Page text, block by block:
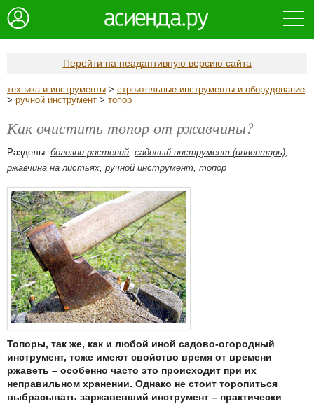
Перейти на неадаптивную версию сайта
техника и инструменты > строительные инструменты и оборудование
> ручной инструмент > топор
Как очистить топор от ржавчины?
Разделы: болезни растений, садовый инструмент (инвентарь),
ржавчина на листьях, ручной инструмент, топор
Топоры, так же, как и любой иной садово-огородный
инструмент, тоже имеют свойство время от времени
ржаветь – особенно часто это происходит при их
неправильном хранении. Однако не стоит торопиться
выбрасывать заржавевший инструмент – практически